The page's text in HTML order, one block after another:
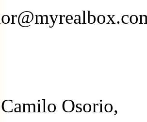
Osorio,